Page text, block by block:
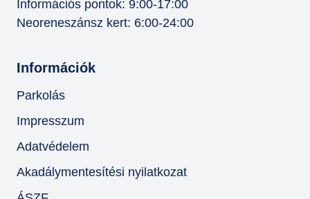
Információs pontok: 9:00-17:00
Neoreneszánsz kert: 6:00-24:00
Információk
Parkolás
Impresszum
Adatvédelem
Akadálymentesítési nyilatkozat